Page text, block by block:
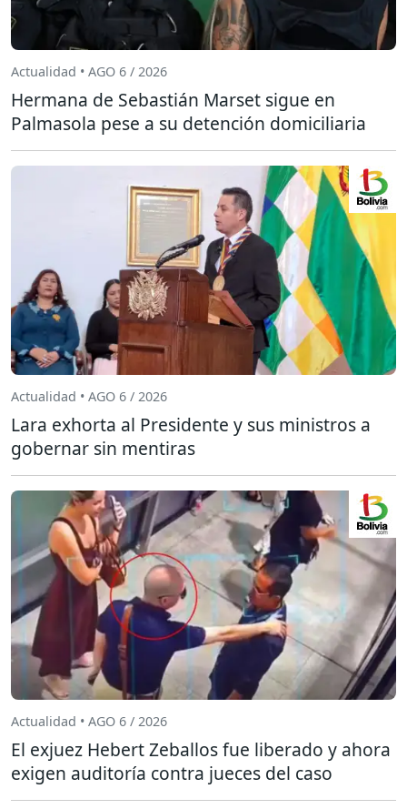
Actualidad • AGO 6 / 2026
Hermana de Sebastián Marset sigue en
Palmasola pese a su detención domiciliaria
Actualidad • AGO 6 / 2026
Lara exhorta al Presidente y sus ministros a
gobernar sin mentiras
Actualidad • AGO 6 / 2026
El exjuez Hebert Zeballos fue liberado y ahora
exigen auditoría contra jueces del caso